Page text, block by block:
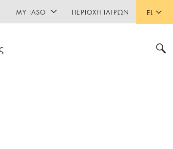
EL
MY IASO ΠΕΡΙΟΧΉ ΙΑΤΡΏΝ